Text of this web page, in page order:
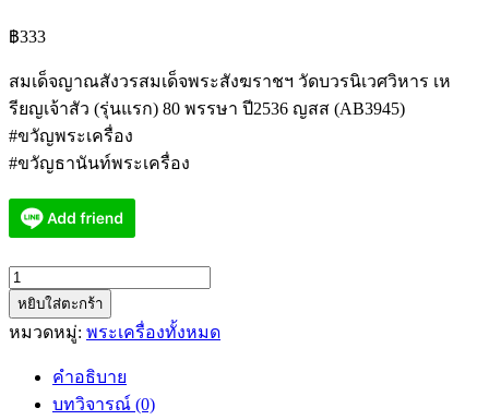
฿333
สมเด็จญาณสังวรสมเด็จพระสังฆราชฯ วัดบวรนิเวศวิหาร เห
รียญเจ้าสัว (รุ่นแรก) 80 พรรษา ปี2536 ญสส (AB3945)
#ขวัญพระเครื่อง
#ขวัญธานันท์พระเครื่อง
จำนวน
สมเด็จ
ญาณ
สมเด็จ
หยิบใส่ตะกร้า
หมวดหมู่: พระเครื่องทั้งหมด
คำอธิบาย
บทวิจารณ์ (0)